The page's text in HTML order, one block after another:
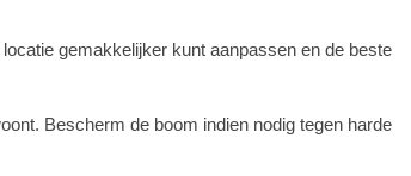
gemakkelijker kunt aanpassen en de beste
Bescherm de boom indien nodig tegen harde